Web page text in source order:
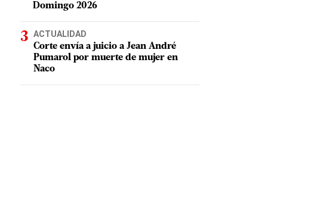
Domingo 2026
ACTUALIDAD
Corte envía a juicio a Jean André
Pumarol por muerte de mujer en
Naco